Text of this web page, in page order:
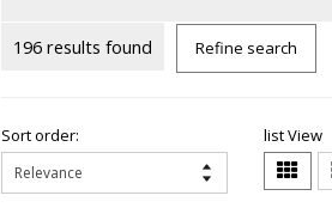
196 results found Refine search
Sort order: list View